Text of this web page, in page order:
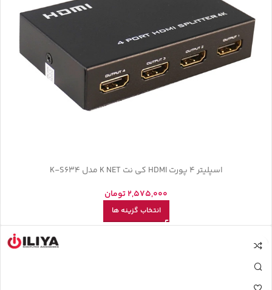
اسپلیتر 4 پورت HDMI کی نت K NET مدل K-S634
2,575,000تومان
انتخاب گزینه ها